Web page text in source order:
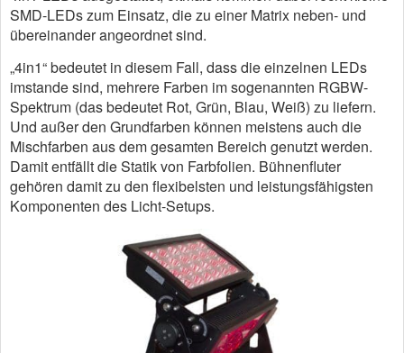
SMD-LEDs zum Einsatz, die zu einer Matrix neben- und
übereinander angeordnet sind.
„4in1“ bedeutet in diesem Fall, dass die einzelnen LEDs
imstande sind, mehrere Farben im sogenannten RGBW-
Spektrum (das bedeutet Rot, Grün, Blau, Weiß) zu liefern.
Und außer den Grundfarben können meistens auch die
Mischfarben aus dem gesamten Bereich genutzt werden.
Damit entfällt die Statik von Farbfolien. Bühnenfluter
gehören damit zu den flexibelsten und leistungsfähigsten
Komponenten des Licht-Setups.